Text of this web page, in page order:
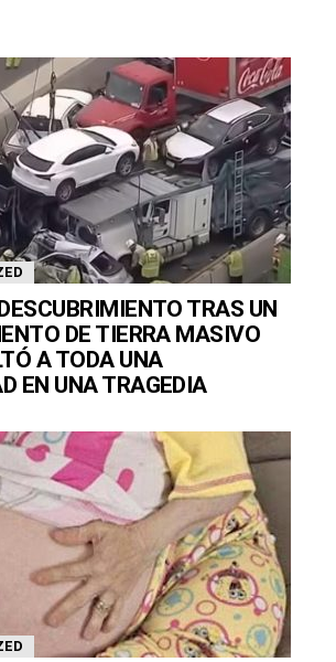
TRAS UN
DE TIERRA MASIVO
A TODA UNA
EN UNA TRAGEDIA